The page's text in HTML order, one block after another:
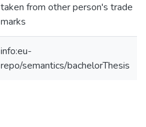
taken from other person's trade
marks
info:eu-
repo/semantics/bachelorThesis